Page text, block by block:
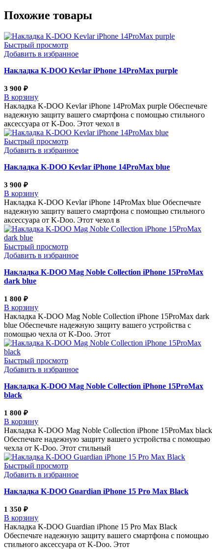
Похожие товары
Быстрый просмотр
Добавить в избранное
Накладка K-DOO Kevlar iPhone 14ProMax purple
3 900 ₽
В корзину
Накладка K-DOO Kevlar iPhone 14ProMax purple Обеспечьте
надежную защиту вашего смартфона с помощью стильного
аксессуара от K-Doo. Этот чехол в
Быстрый просмотр
Добавить в избранное
Накладка K-DOO Kevlar iPhone 14ProMax blue
3 900 ₽
В корзину
Накладка K-DOO Kevlar iPhone 14ProMax blue Обеспечьте
надежную защиту вашего смартфона с помощью стильного
аксессуара от K-Doo. Этот чехол в
Быстрый просмотр
Добавить в избранное
Накладка K-DOO Mag Noble Collection iPhone 15ProMax
dark blue
1 800 ₽
В корзину
Накладка K-DOO Mag Noble Collection iPhone 15ProMax dark
blue Обеспечьте надежную защиту вашего устройства с
помощью чехла от K-Doo. Этот
Быстрый просмотр
Добавить в избранное
Накладка K-DOO Mag Noble Collection iPhone 15ProMax
black
1 800 ₽
В корзину
Накладка K-DOO Mag Noble Collection iPhone 15ProMax black
Обеспечьте надежную защиту вашего устройства с помощью
чехла от K-Doo. Этот стильный
Быстрый просмотр
Добавить в избранное
Накладка K-DOO Guardian iPhone 15 Pro Max Black
1 350 ₽
В корзину
Накладка K-DOO Guardian iPhone 15 Pro Max Black
Обеспечьте надежную защиту вашего смартфона с помощью
стильного аксессуара от K-Doo. Этот